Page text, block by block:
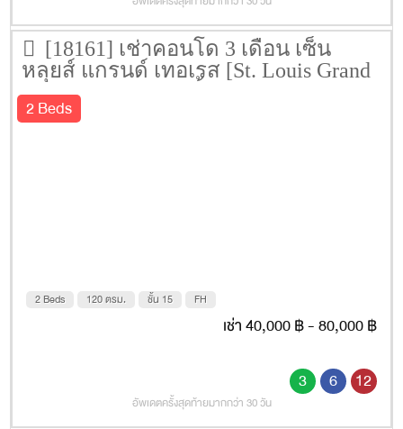
[18161] เช่าคอนโด 3 เดือน เซ็น
หลุยส์ แกรนด์ เทอเรส [St. Louis Grand
Terrace] 120 ตรม. ชั้น 15
2 Beds
2 Beds 120 ตรม. ชั้น 15 FH
เช่า 40,000 ฿ - 80,000 ฿
3 6 12
อัพเดตครั้งสุดท้ายมากกว่า 30 วัน